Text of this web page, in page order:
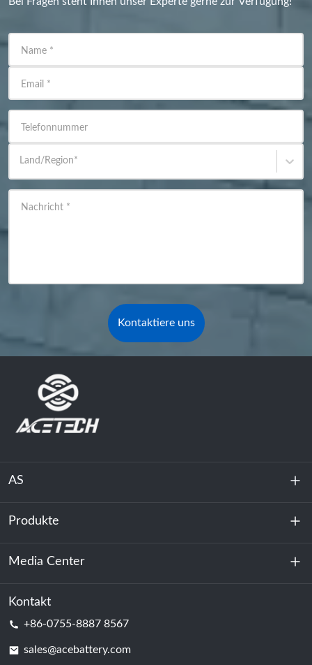
Name *
Email *
Telefonnummer
Land/Region*
Nachricht *
Kontaktiere uns
AS
Über uns
Nachhaltigkeit
Produkte
Energiespeicherung
Rechenzentrum & Serverraum
Media Center
Nachricht
Kontakt
+86-0755-8887 8567
sales@acebattery.com